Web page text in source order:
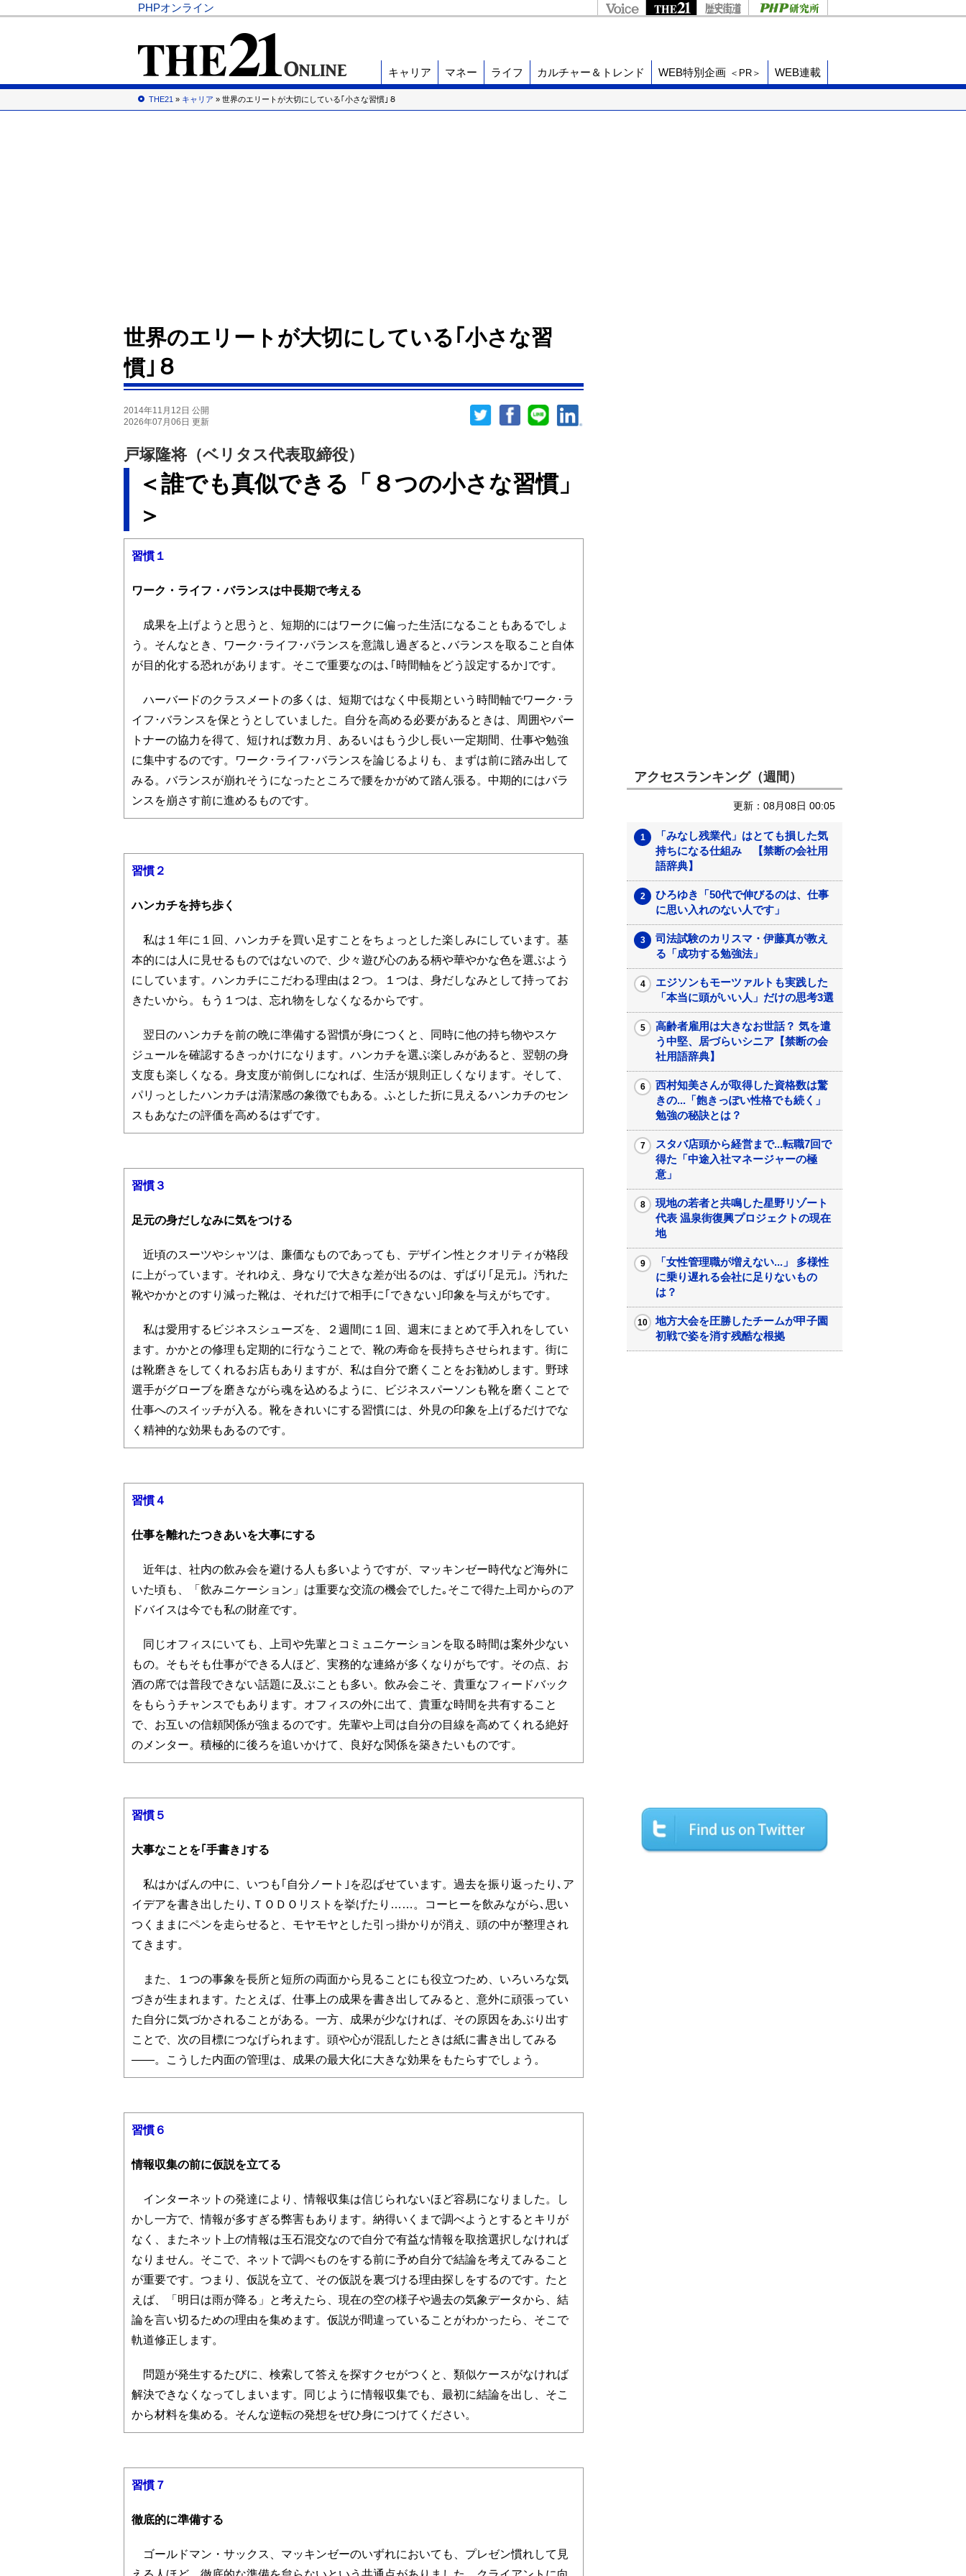
PHPオンライン
キャリア マネー ライフ カルチャー＆トレンド WEB特別企画 ＜PR＞ WEB連載
THE21 » キャリア » 世界のエリートが大切にしている｢小さな習慣｣８
世界のエリートが大切にしている｢小さな習
慣｣８
2014年11月12日 公開
2026年07月06日 更新
戸塚隆将（ベリタス代表取締役）
＜誰でも真似できる「８つの小さな習慣」
＞
習慣１
ワーク・ライフ・バランスは中長期で考える
成果を上げようと思うと、短期的にはワークに偏った生活になることもあるでしょ
う。そんなとき、ワーク･ライフ･バランスを意識し過ぎると､バランスを取ること自体
が目的化する恐れがあります。そこで重要なのは､｢時間軸をどう設定するか｣です。
ハーバードのクラスメートの多くは、短期ではなく中長期という時間軸でワーク･ラ
イフ･バランスを保とうとしていました。自分を高める必要があるときは、周囲やパー
トナーの協力を得て、短ければ数カ月、あるいはもう少し長い一定期間、仕事や勉強
に集中するのです。ワーク･ライフ･バランスを論じるよりも、まずは前に踏み出して
みる。バランスが崩れそうになったところで腰をかがめて踏ん張る。中期的にはバラ
ンスを崩さす前に進めるものです。
習慣２
ハンカチを持ち歩く
私は１年に１回、ハンカチを買い足すことをちょっとした楽しみにしています。基
本的には人に見せるものではないので、少々遊び心のある柄や華やかな色を選ぶよう
にしています。ハンカチにこだわる理由は２つ。１つは、身だしなみとして持ってお
きたいから。もう１つは、忘れ物をしなくなるからです。
翌日のハンカチを前の晩に準備する習慣が身につくと、同時に他の持ち物やスケ
ジュールを確認するきっかけになります。ハンカチを選ぶ楽しみがあると、翌朝の身
支度も楽しくなる。身支度が前倒しになれば、生活が規則正しくなります。そして、
パリっとしたハンカチは清潔感の象徴でもある。ふとした折に見えるハンカチのセン
スもあなたの評価を高めるはずです。
習慣３
足元の身だしなみに気をつける
近頃のスーツやシャツは、廉価なものであっても、デザイン性とクオリティが格段
に上がっています。それゆえ、身なりで大きな差が出るのは、ずばり｢足元｣。汚れた
靴やかかとのすり減った靴は、それだけで相手に｢できない｣印象を与えがちです。
私は愛用するビジネスシューズを、２週間に１回、週末にまとめて手入れをしてい
ます。かかとの修理も定期的に行なうことで、靴の寿命を長持ちさせられます。街に
は靴磨きをしてくれるお店もありますが、私は自分で磨くことをお勧めします。野球
選手がグローブを磨きながら魂を込めるように、ビジネスパーソンも靴を磨くことで
仕事へのスイッチが入る。靴をきれいにする習慣には、外見の印象を上げるだけでな
く精神的な効果もあるのです。
習慣４
仕事を離れたつきあいを大事にする
近年は、社内の飲み会を避ける人も多いようですが、マッキンゼー時代など海外に
いた頃も、「飲みニケーション」は重要な交流の機会でした｡そこで得た上司からのア
ドバイスは今でも私の財産です。
同じオフィスにいても、上司や先輩とコミュニケーションを取る時間は案外少ない
もの。そもそも仕事ができる人ほど、実務的な連絡が多くなりがちです。その点、お
酒の席では普段できない話題に及ぶことも多い。飲み会こそ、貴重なフィードバック
をもらうチャンスでもあります。オフィスの外に出て、貴重な時間を共有すること
で、お互いの信頼関係が強まるのです。先輩や上司は自分の目線を高めてくれる絶好
のメンター。積極的に後ろを追いかけて、良好な関係を築きたいものです。
習慣５
大事なことを｢手書き｣する
私はかばんの中に、いつも｢自分ノート｣を忍ばせています。過去を振り返ったり､ア
イデアを書き出したり､ＴＯＤＯリストを挙げたり……。コーヒーを飲みながら､思い
つくままにペンを走らせると、モヤモヤとした引っ掛かりが消え、頭の中が整理され
てきます。
また、１つの事象を長所と短所の両面から見ることにも役立つため、いろいろな気
づきが生まれます。たとえば、仕事上の成果を書き出してみると、意外に頑張ってい
た自分に気づかされることがある。一方、成果が少なければ、その原因をあぶり出す
ことで、次の目標につなげられます。頭や心が混乱したときは紙に書き出してみる
――。こうした内面の管理は、成果の最大化に大きな効果をもたらすでしょう。
習慣６
情報収集の前に仮説を立てる
インターネットの発達により、情報収集は信じられないほど容易になりました。し
かし一方で、情報が多すぎる弊害もあります。納得いくまで調べようとするとキリが
なく、またネット上の情報は玉石混交なので自分で有益な情報を取捨選択しなければ
なりません。そこで、ネットで調べものをする前に予め自分で結論を考えてみること
が重要です。つまり、仮説を立て、その仮説を裏づける理由探しをするのです。たと
えば、「明日は雨が降る」と考えたら、現在の空の様子や過去の気象データから、結
論を言い切るための理由を集めます。仮説が間違っていることがわかったら、そこで
軌道修正します。
問題が発生するたびに、検索して答えを探すクセがつくと、類似ケースがなければ
解決できなくなってしまいます。同じように情報収集でも、最初に結論を出し、そこ
から材料を集める。そんな逆転の発想をぜひ身につけてください。
習慣７
徹底的に準備する
ゴールドマン・サックス、マッキンゼーのいずれにおいても、プレゼン慣れして見
アクセスランキング（週間）
更新：08月08日 00:05
「みなし残業代」はとても損した気
持ちになる仕組み 【禁断の会社用
語辞典】
ひろゆき「50代で伸びるのは、仕事
に思い入れのない人です」
司法試験のカリスマ・伊藤真が教え
る「成功する勉強法」
エジソンもモーツァルトも実践した
「本当に頭がいい人」だけの思考3選
高齢者雇用は大きなお世話？ 気を遣
う中堅、居づらいシニア【禁断の会
社用語辞典】
西村知美さんが取得した資格数は驚
きの...「飽きっぽい性格でも続く」
勉強の秘訣とは？
スタバ店頭から経営まで...転職7回で
得た「中途入社マネージャーの極
意」
現地の若者と共鳴した星野リゾート
代表 温泉街復興プロジェクトの現在
地
「女性管理職が増えない...」 多様性
に乗り遅れる会社に足りないもの
は？
地方大会を圧勝したチームが甲子園
初戦で姿を消す残酷な根拠